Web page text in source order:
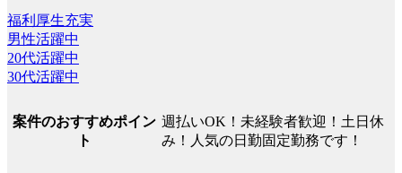
福利厚生充実
男性活躍中
20代活躍中
30代活躍中
案件のおすすめポイン
ト
週払いOK！未経験者歓迎！土日休
み！人気の日勤固定勤務です！